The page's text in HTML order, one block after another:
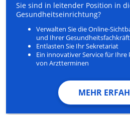
Sie sind in leitender Position in
Gesundheitseinrichtung?
Verwalten Sie die Online-
und Ihrer
Entlasten Sie Ihr Sekretariat
Ein innovativer Service für
von Arztterminen
MEHR